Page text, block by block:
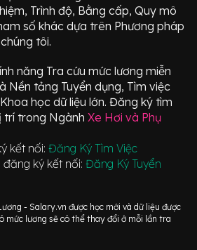
Trình độ, Bằng cấp, Quy mô
số khác dựa trên Phương pháp
tôi.
năng Tra cứu mức lương miễn
Nền tảng Tuyển dụng, Tìm việc
học dữ liệu lớn.Đăng ký tìm
trí trong NgànhXe Hơi và Phụ
kết nối:Đăng Ký Tìm Việc
đăng ký kết nối:Đăng Ký Tuyển
- Salary.vn được học mới và dữ liệu được
mức lương sẽ có thể thay đổi ở mỗi lần tra